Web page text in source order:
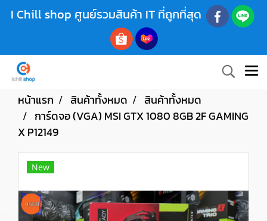
I Chill shop ศูนย์รวมสินค้า IT ที่ถูกที่สุด
หน้าแรก สินค้าทั้งหมด
สินค้าทั้งหมด
การ์ดจอ (VGA) MSI GTX 1080 8GB 2F GAMING
X P12149
New